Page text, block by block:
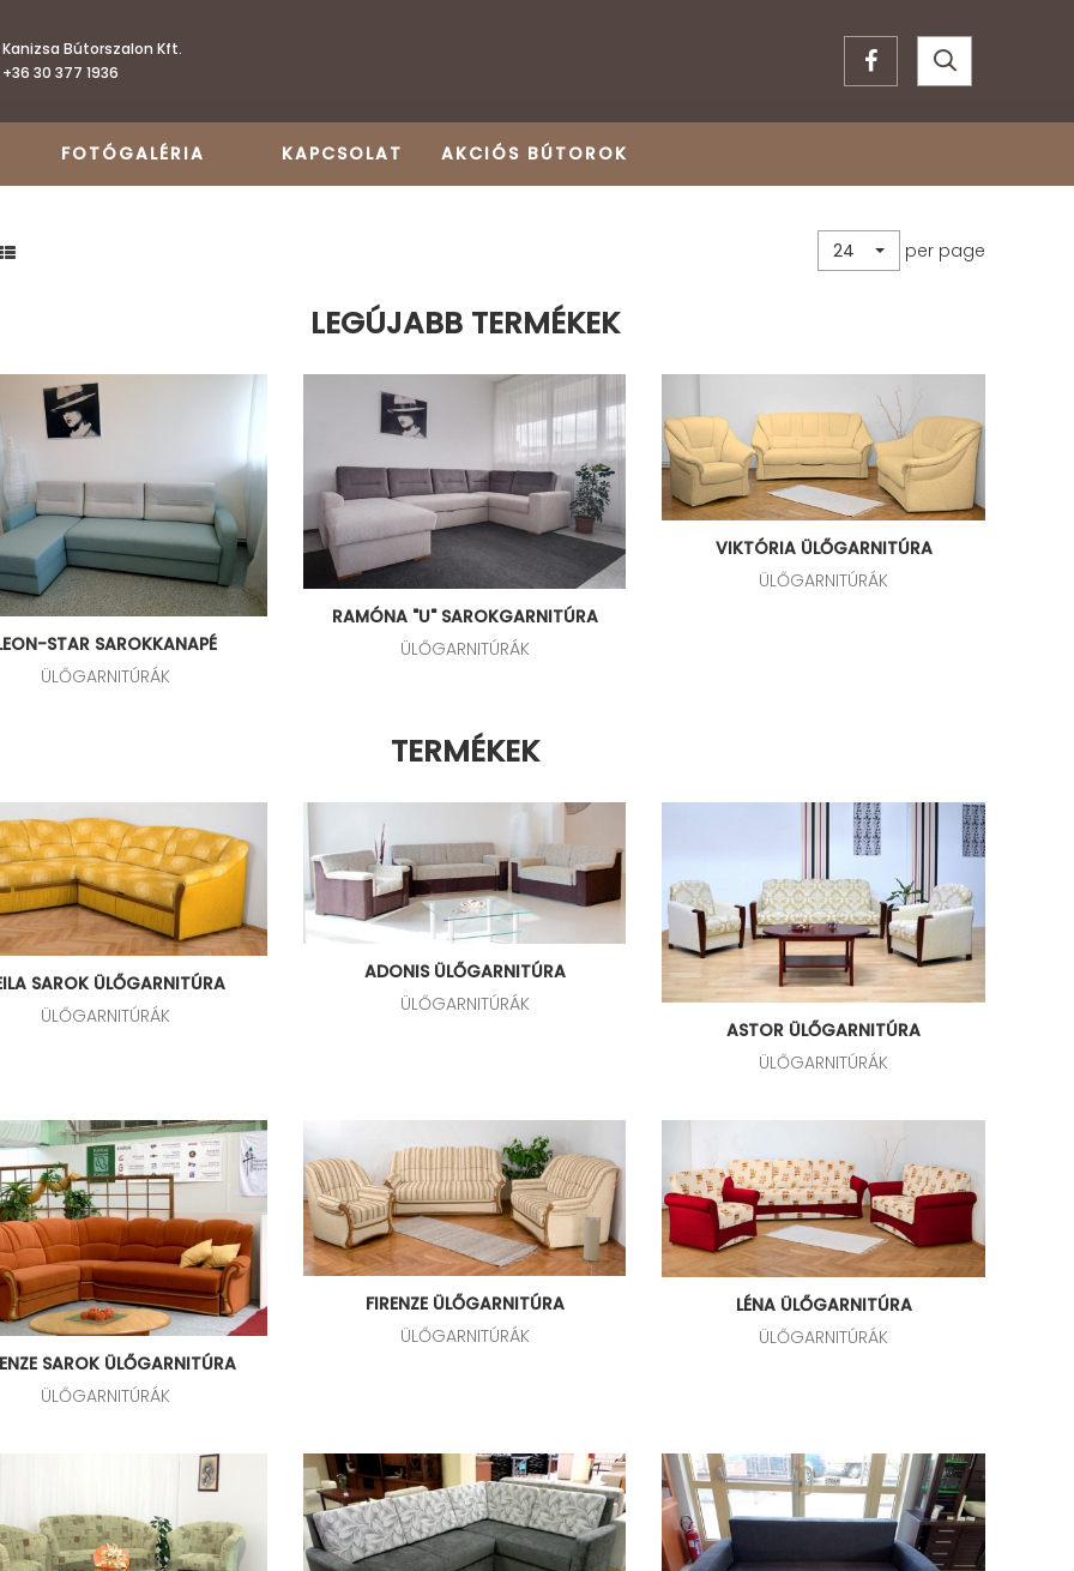
Kanizsa Bútorszalon Kft.
+36 30 377 1936
FOTÓGALÉRIA KAPCSOLAT AKCIÓS BÚTOROK
24 per page
LEGÚJABB TERMÉKEK
STAR SAROKKANAPÉ
ÜLŐGARNITÚRÁK
RAMÓNA "U" SAROKGARNITÚRA
ÜLŐGARNITÚRÁK
VIKTÓRIA ÜLŐGARNITÚRA
ÜLŐGARNITÚRÁK
TERMÉKEK
SAROK ÜLŐGARNITÚRA
ÜLŐGARNITÚRÁK
ADONIS ÜLŐGARNITÚRA
ÜLŐGARNITÚRÁK
ASTOR ÜLŐGARNITÚRA
ÜLŐGARNITÚRÁK
SAROK ÜLŐGARNITÚRA
ÜLŐGARNITÚRÁK
FIRENZE ÜLŐGARNITÚRA
ÜLŐGARNITÚRÁK
LÉNA ÜLŐGARNITÚRA
ÜLŐGARNITÚRÁK